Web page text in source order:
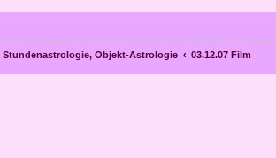
Objekt-Astrologie 03.12.07 Film